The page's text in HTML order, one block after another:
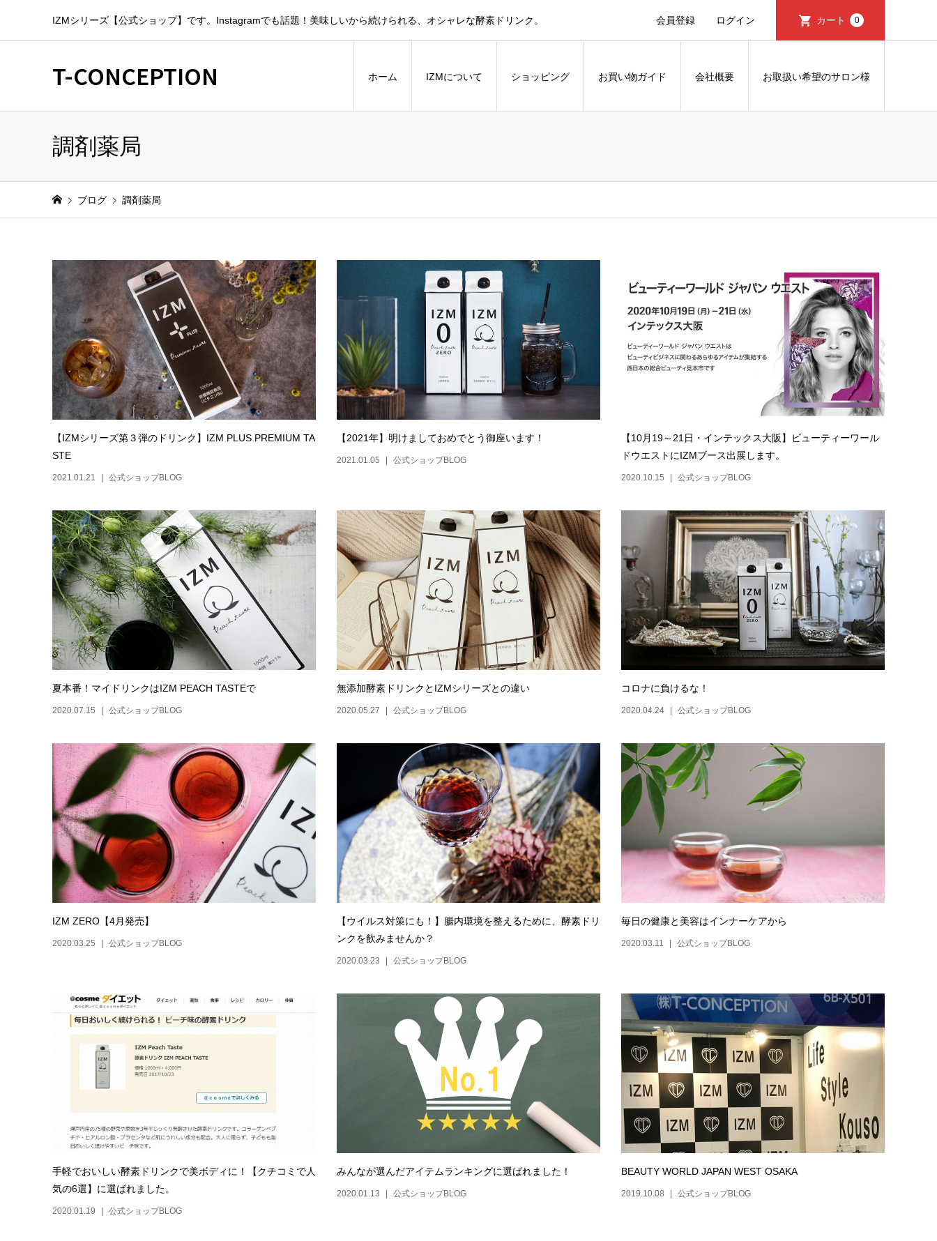
IZMシリーズ【公式ショップ】です。Instagramでも話題！美味しいから続けられる、オシャレな酵素ドリンク。 会員登録 ログイン カート 0
T-CONCEPTION ホーム IZMについて ショッピング お買い物ガイド 会社概要 お取扱い希望のサロン様
調剤薬局
ブログ 調剤薬局
【IZMシリーズ第３弾のドリンク】IZM PLUS PREMIUM TA
STE
2021.01.21 公式ショップBLOG
【2021年】明けましておめでとう御座います！
2021.01.05 公式ショップBLOG
【10月19～21日・インテックス大阪】ビューティーワール
ドウエストにIZMブース出展します。
2020.10.15 公式ショップBLOG
夏本番！マイドリンクはIZM PEACH TASTEで
2020.07.15 公式ショップBLOG
無添加酵素ドリンクとIZMシリーズとの違い
2020.05.27 公式ショップBLOG
コロナに負けるな！
2020.04.24 公式ショップBLOG
IZM ZERO【4月発売】
2020.03.25 公式ショップBLOG
【ウイルス対策にも！】腸内環境を整えるために、酵素ドリ
ンクを飲みませんか？
2020.03.23 公式ショップBLOG
毎日の健康と美容はインナーケアから
2020.03.11 公式ショップBLOG
手軽でおいしい酵素ドリンクで美ボディに！【クチコミで人
気の6選】に選ばれました。
2020.01.19 公式ショップBLOG
みんなが選んだアイテムランキングに選ばれました！
2020.01.13 公式ショップBLOG
BEAUTY WORLD JAPAN WEST OSAKA
2019.10.08 公式ショップBLOG